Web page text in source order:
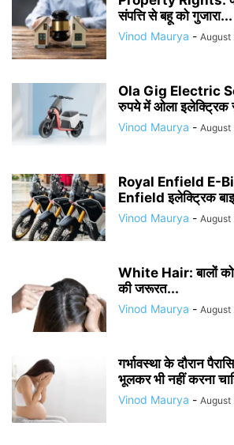
संपत्ति से बहू को गुजारा...
Vinod Maurya - August
Ola Gig Electric
रुपये में ओला
Vinod Maurya - August
Royal Enfield E-
Enfield इलेक्ट्रिक
Vinod Maurya - August
White Hair: बालों
की जरूरत...
Vinod Maurya - August
गर्भावस्था के दौरान
भूलकर भी नहीं करना
Vinod Maurya - August